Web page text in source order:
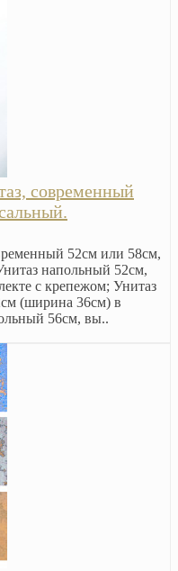
современный
52см или 58см,
напольный 52см,
с крепежом; Унитаз
(ширина 36см) в
56см, вы..